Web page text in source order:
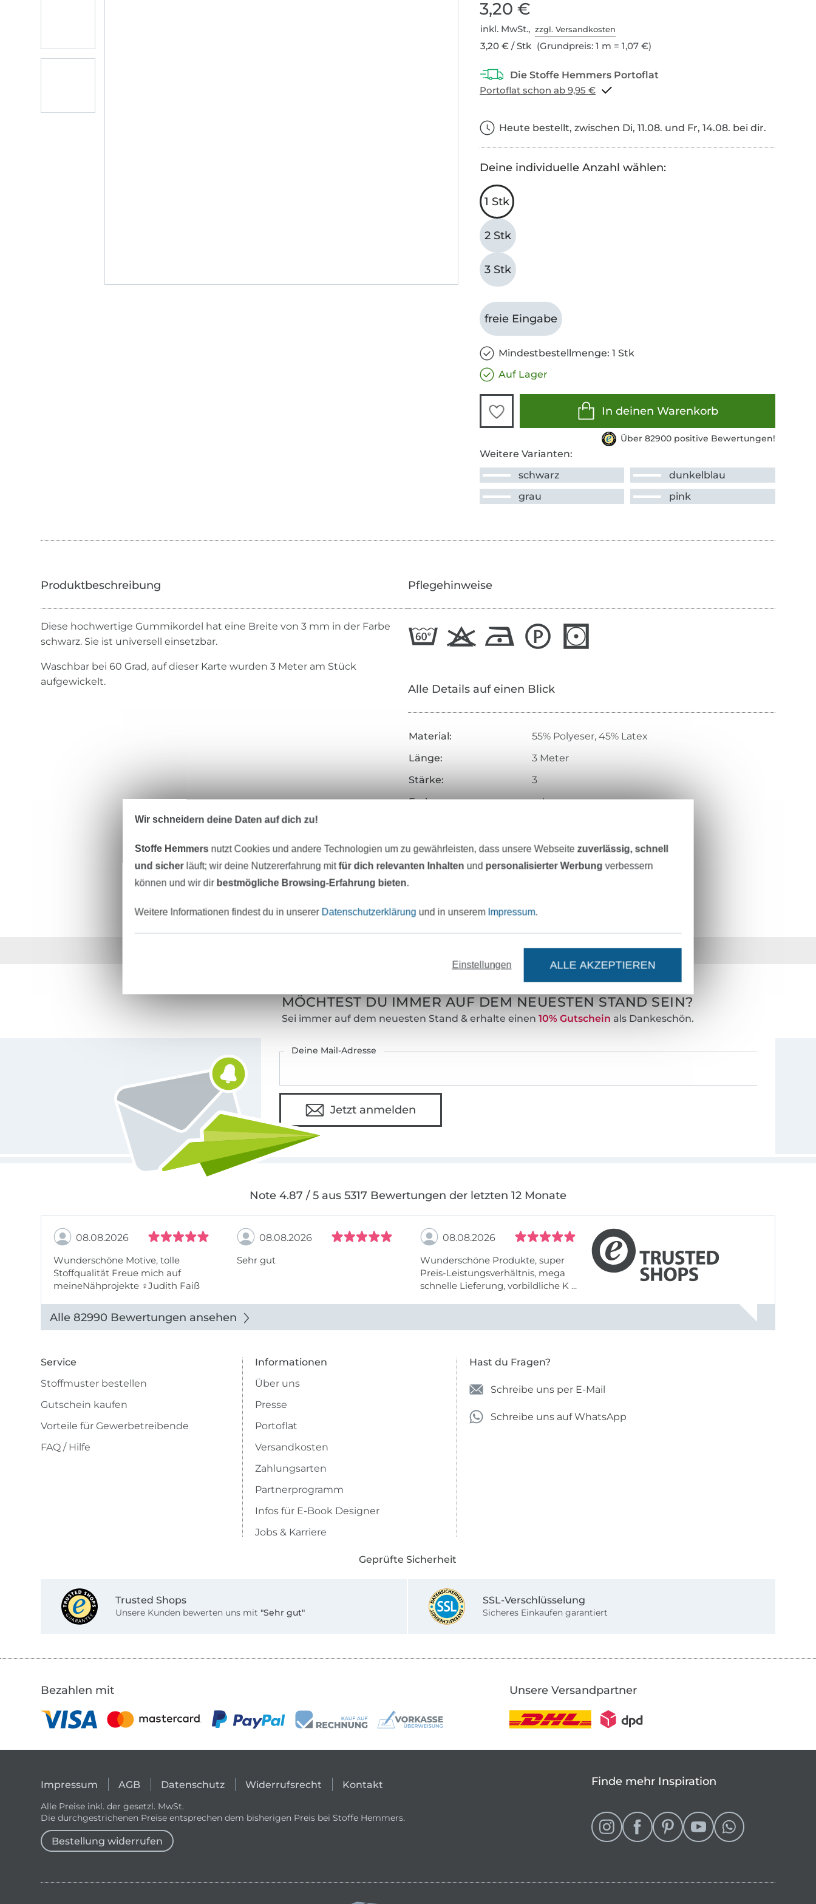
3,20 €
inkl. MwSt.,zzgl. Versandkosten
3,20 € / Stk (Grundpreis: 1 m = 1,07 €)
Portoflat schon ab 9,95 €
Heute bestellt, zwischen Di, 11.08. und Fr, 14.08. bei dir.
Deine individuelle Anzahl wählen:
1 Stk
2 Stk
3 Stk
freie Eingabe
Mindestbestellmenge: 1 Stk
Auf Lager
In deinen Warenkorb
Über 82900 positive Bewertungen!
Weitere Varianten:
schwarz
dunkelblau
grau
pink
Diese hochwertige Gummikordel hat eine Breite von 3 mm in der Farbe
schwarz. Sie ist universell einsetzbar.
Waschbar bei 60 Grad, auf dieser Karte wurden 3 Meter am Stück
aufgewickelt.
Pflegehinweise
Alle Details auf einen Blick
Material:
55% Polyeser, 45% Latex
Länge:
3 Meter
Stärke:
3
Farbe:
schwarz
Inhalt:
1 Karte - 3 Meter
Art.Nr.:
025816
Über 80000 zufriedene Kunden 36 Jahre Erfahrung
MÖCHTEST DU IMMER AUF DEM NEUESTEN STAND SEIN?
Sei immer auf dem neuesten Stand & erhalte einen 10% Gutschein als Dankeschön.
Deine Mail-Adresse
Jetzt anmelden
Note 4.87 / 5 aus 5317 Bewertungen der letzten 12 Monate
08.08.2026
Wunderschöne Motive, tolle
Stoffqualität Freue mich auf
meineNähprojekte ♀Judith Faiß
08.08.2026
Sehr gut
08.08.2026
Wunderschöne Produkte, super
Preis-Leistungsverhältnis, mega
schnelle Lieferung, vorbildliche K ...
Alle 82990 Bewertungen ansehen
Service
Stoffmuster bestellen
Gutschein kaufen
Vorteile für Gewerbetreibende
FAQ / Hilfe
Informationen
Über uns
Presse
Portoflat
Versandkosten
Zahlungsarten
Partnerprogramm
Infos für E-Book Designer
Jobs & Karriere
Hast du Fragen?
Schreibe uns per E-Mail
Schreibe uns auf WhatsApp
Geprüfte Sicherheit
Trusted Shops
Unsere Kunden bewerten uns mit "Sehr gut"
SSL-Verschlüsselung
Sicheres Einkaufen garantiert
Bezahlen mit Unsere Versandpartner
Impressum AGB Datenschutz Widerrufsrecht Kontakt
Alle Preise inkl. der gesetzl. MwSt.
Die durchgestrichenen Preise entsprechen dem bisherigen Preis bei Stoffe Hemmers.
Bestellung widerrufen
Finde mehr Inspiration
Wir schneidern deine Daten auf dich zu!
Stoffe Hemmers nutzt Cookies und andere Technologien um zu gewährleisten, dass unsere Webseitezuverlässig, schnell
und sicherläuft; wir deine Nutzererfahrung mitfür dich relevanten Inhalten und personalisierter Werbung verbessern
können und wir dir bestmögliche Browsing-Erfahrung bieten.
Weitere Informationen findest du in unserer Datenschutzerklärung und in unserem Impressum.
Einstellungen ALLE AKZEPTIEREN